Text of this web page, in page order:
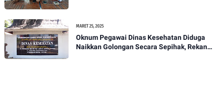
MARET 25, 2025
Oknum Pegawai Dinas Kesehatan Diduga
Naikkan Golongan Secara Sepihak, Rekan